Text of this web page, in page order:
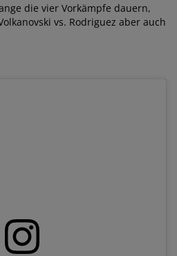
die vier Vorkämpfe dauern,
vs. Rodriguez aber auch